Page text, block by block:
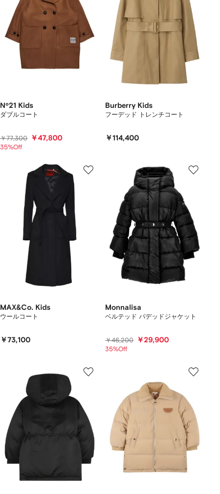
Nº21 Kids
ダブルコート
￥77,300 ￥47,800
35%Off
Burberry Kids
フーデッド トレンチコート
￥114,400
MAX&Co. Kids
ウールコート
￥73,100
Monnalisa
ベルテッド パデッドジャケット
￥46,200 ￥29,900
35%Off